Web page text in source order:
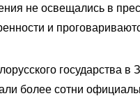
не освещались в
и
государства
более сотни